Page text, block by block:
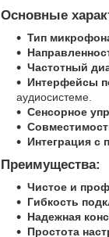
Основные
Тип
Частотный
Интерфейсы
аудиосистеме.
Сенсорное
Интеграция с
Преимущества:
Чистое и
Гибкость
Надежная
Простота